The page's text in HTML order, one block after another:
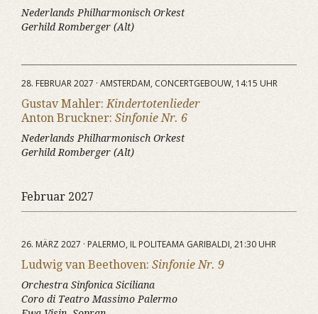
Nederlands Philharmonisch Orkest
Gerhild Romberger (Alt)
28. FEBRUAR 2027 · AMSTERDAM, CONCERTGEBOUW, 14:15 UHR
Gustav Mahler:Kindertotenlieder
Anton Bruckner: Sinfonie Nr. 6
Nederlands Philharmonisch Orkest
Gerhild Romberger (Alt)
Februar 2027
26. MÄRZ 2027 · PALERMO, IL POLITEAMA GARIBALDI, 21:30 UHR
Ludwig van Beethoven: Sinfonie Nr. 9
Orchestra Sinfonica Siciliana
Coro di Teatro Massimo Palermo